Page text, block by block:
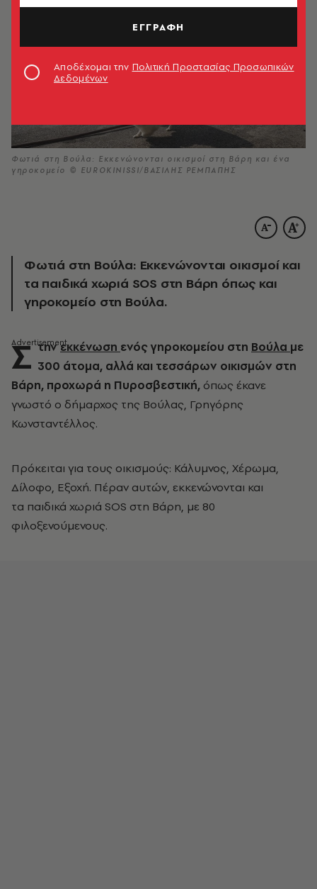
Φωτιά στη Βούλα: Εκκενώνονται οικισμοί στη Βάρη και ένα
γηροκομείο © EUROKINISSI/ΒΑΣΙΛΗΣ ΡΕΜΠΑΠΗΣ
Φωτιά στη Βούλα: Εκκενώνονται οικισμοί και
τα παιδικά χωριά SOS στη Βάρη όπως και
γηροκομείο στη Βούλα.
Σ τηνεκκένωση ενός γηροκομείου στη Βούλα με
300 άτομα, αλλά και τεσσάρων οικισμών στη
Βάρη, προχωρά η Πυροσβεστική, όπως έκανε
γνωστό ο δήμαρχος της Βούλας, Γρηγόρης
Κωνσταντέλλος.
Πρόκειται για τους οικισμούς: Κάλυμνος, Χέρωμα,
Δίλοφο, Εξοχή. Πέραν αυτών, εκκενώνονται και
τα παιδικά χωριά SOS στη Βάρη, με 80
φιλοξενούμενους.
ΕΓΓΡΑΦΗ
Αποδέχομαι την Πολιτική Προστασίας Προσωπικών
Δεδομένων